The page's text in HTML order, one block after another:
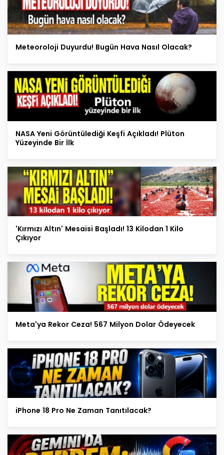
Meteoroloji Duyurdu! Bugün Hava Nasıl Olacak?
NASA Yeni Görüntülediği Keşfi Açıkladı! Plüton
Yüzeyinde Bir İlk
'Kırmızı Altın' Mesaisi Başladı! 13 Kilodan 1 Kilo
Çıkıyor
Meta'ya Rekor Ceza! 567 Milyon Dolar Ödeyecek
iPhone 18 Pro Ne Zaman Tanıtılacak?